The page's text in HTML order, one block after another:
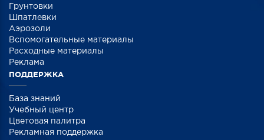
Грунтовки
Шпатлевки
Аэрозоли
Вспомогательные материалы
Расходные материалы
Реклама
ПОДДЕРЖКА
База знаний
Учебный центр
Цветовая палитра
Рекламная поддержка